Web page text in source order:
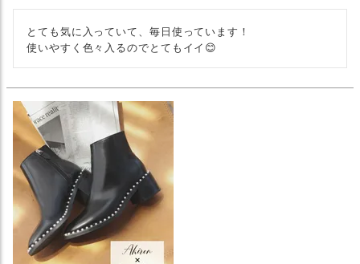
とても気に入っていて、毎日使っています！
使いやすく色々入るのでとてもイイ😊